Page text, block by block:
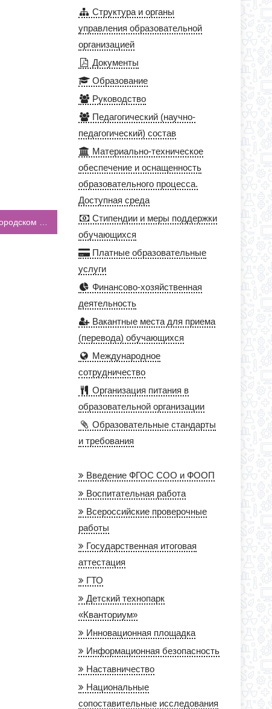
Структура и органы
управления образовательной
организацией
Документы
Образование
Руководство
Педагогический (научно-
педагогический) состав
Материально-техническое
обеспечение и оснащенность
образовательного процесса.
Доступная среда
Стипендии и меры поддержки
обучающихся
Платные образовательные
услуги
Финансово-хозяйственная
деятельность
Вакантные места для приема
(перевода) обучающихся
Международное
сотрудничество
Организация питания в
образовательной организации
Образовательные стандарты
и требования
Введение ФГОС СОО и ФООП
Воспитательная работа
Всероссийские проверочные
работы
Государственная итоговая
аттестация
ГТО
Детский технопарк
«Кванториум»
Инновационная площадка
Информационная безопасность
Наставничество
Национальные
сопоставительные исследования